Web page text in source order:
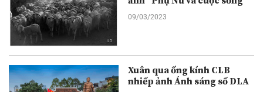
09/03/2023
Xuân qua ống kính CLB
nhiếp ảnh Ánh sáng số DLA